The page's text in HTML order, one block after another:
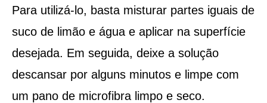
Para utilizá-lo, basta misturar partes iguais de
suco de limão e água e aplicar na superfície
desejada. Em seguida, deixe a solução
descansar por alguns minutos e limpe com
um pano de microfibra limpo e seco.